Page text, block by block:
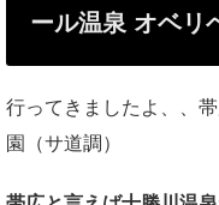
ール温泉 オベリ
行ってきましたよ、、
園（サ道調）